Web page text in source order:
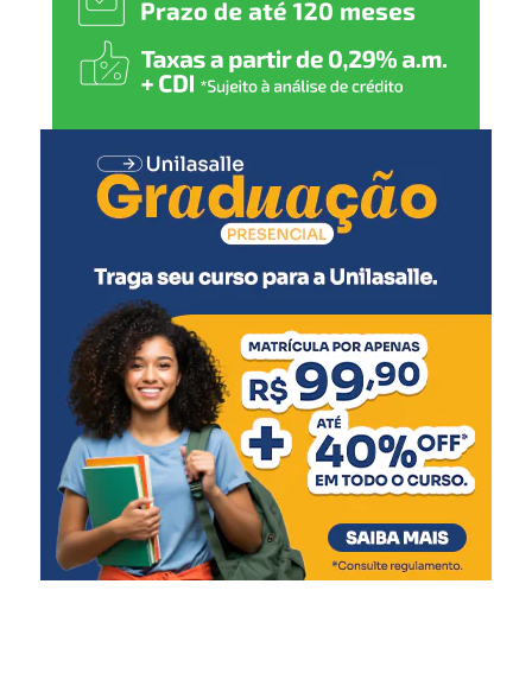
de crianças e adolescentes em situação de acolhimento
institucional.publicação da relação final.
Todo o processo está sendo
conduzido de forma
técnica, transparente e
conforme as regras
estabelecidas no edital,
garantindo igualdade de
condições a todos os
participantes”, afirmou.
Os candidatos poderão apresentar recursos nos dias 4 e 5
de agosto, conforme as orientações previstas no edital.
Após esse período, a análise e o julgamento dos recursos
ocorrerão entre os dias 6 e 12 de agosto. A publicação da
lista final dos pré-classificados está prevista para o dia 14